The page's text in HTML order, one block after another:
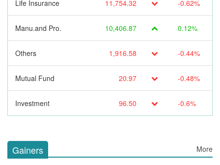
Life Insurance 11,754.32 -0.62%
Manu.and Pro. 10,406.87 0.12%
Others 1,916.58 -0.44%
Mutual Fund 20.97 -0.48%
Investment 96.50 -0.6%
Gainers More